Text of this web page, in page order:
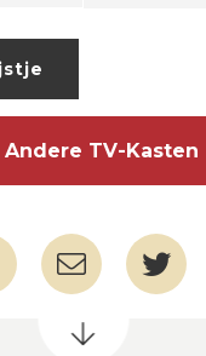
Andere TV-Kasten